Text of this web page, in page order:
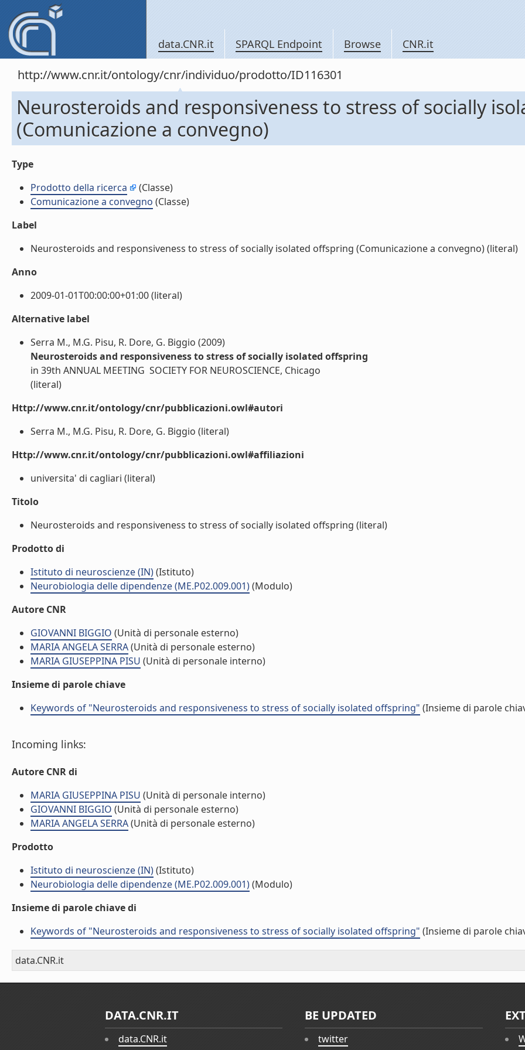
data.CNR.it SPARQL Endpoint Browse CNR.it
http://www.cnr.it/ontology/cnr/individuo/prodotto/ID116301
Neurosteroids and responsiveness to stress of socially
(Comunicazione a convegno)
Type
Prodotto della ricerca
(Classe)
Comunicazione a convegno (Classe)
Label
Neurosteroids and responsiveness to stress of socially isolated offspring (Comunicazione a convegno) (literal)
Anno
2009-01-01T00:00:00+01:00 (literal)
Alternative label
Serra M., M.G. Pisu, R. Dore, G. Biggio (2009)
Neurosteroids and responsiveness to stress of socially isolated offspring
in 39th ANNUAL MEETING  SOCIETY FOR NEUROSCIENCE, Chicago
(literal)
Http://www.cnr.it/ontology/cnr/pubblicazioni.owl#autori
Serra M., M.G. Pisu, R. Dore, G. Biggio (literal)
Http://www.cnr.it/ontology/cnr/pubblicazioni.owl#affiliazioni
universita' di cagliari (literal)
Titolo
Neurosteroids and responsiveness to stress of socially isolated offspring (literal)
Prodotto di
Istituto di neuroscienze (IN)(Istituto)
Neurobiologia delle dipendenze (ME.P02.009.001)(Modulo)
Autore CNR
GIOVANNI BIGGIO (Unità di personale esterno)
MARIA ANGELA SERRA(Unità di personale esterno)
MARIA GIUSEPPINA PISU (Unità di personale interno)
Insieme di parole chiave
Keywords of "Neurosteroids and responsiveness to stress of socially isolated offspring" (Insieme di parole
Incoming links:
Autore CNR di
MARIA GIUSEPPINA PISU (Unità di personale interno)
GIOVANNI BIGGIO (Unità di personale esterno)
MARIA ANGELA SERRA(Unità di personale esterno)
Prodotto
Istituto di neuroscienze (IN)(Istituto)
Neurobiologia delle dipendenze (ME.P02.009.001)(Modulo)
Insieme di parole chiave di
Keywords of "Neurosteroids and responsiveness to stress of socially isolated offspring" (Insieme di parole
data.CNR.it
DATA.CNR.IT
data.CNR.it
BE UPDATED
twitter